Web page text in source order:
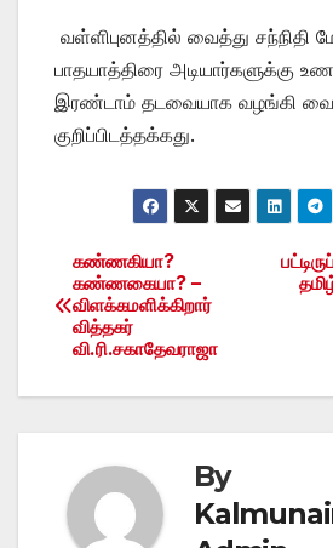
வள்ளிபுனத்தில் வைத்து சந்நிதி
பாதயாத்திரை அடியார்களுக்கு
இரண்டாம் தடவையாக வழங்கி
குறிப்பிடத்தக்கது.
Post
navigation
கண்ணகியா?
கண்ணகையா? –
விளக்கமளிக்கிறார்
வித்தகர்
வி.ரி.சகாதேவராஜா
By